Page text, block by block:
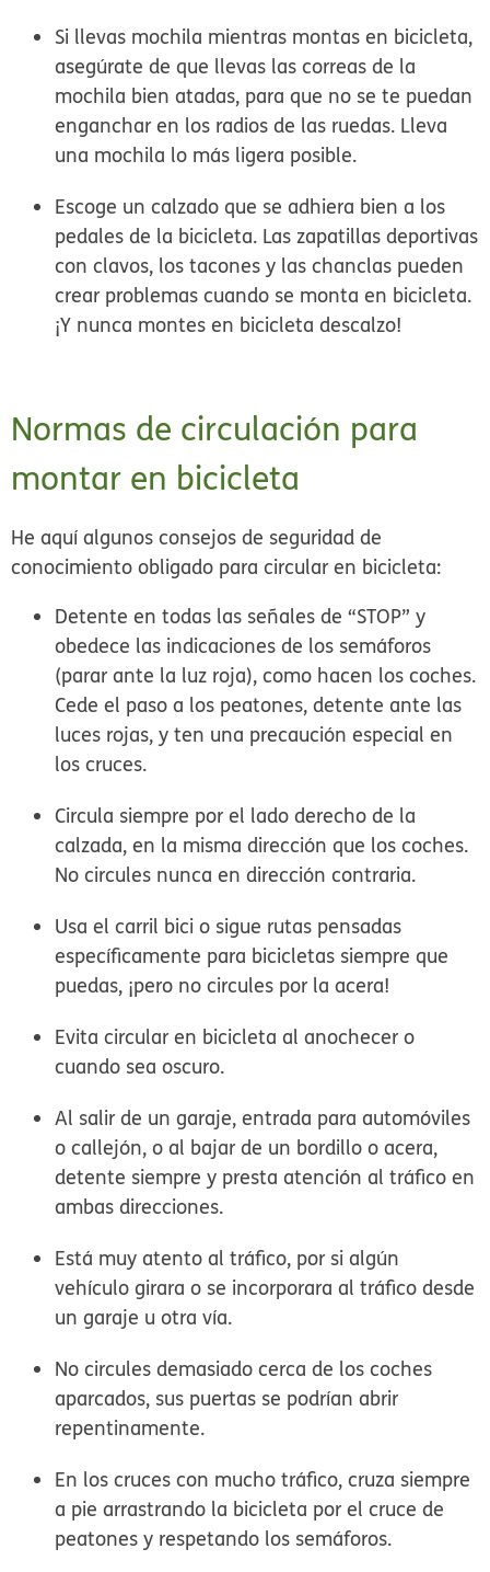
Si llevas mochila mientras montas en bicicleta,
asegúrate de que llevas las correas de la
mochila bien atadas, para que no se te puedan
enganchar en los radios de las ruedas. Lleva
una mochila lo más ligera posible.
Escoge un calzado que se adhiera bien a los
pedales de la bicicleta. Las zapatillas deportivas
con clavos, los tacones y las chanclas pueden
crear problemas cuando se monta en bicicleta.
¡Y nunca montes en bicicleta descalzo!
Normas de circulación para
montar en bicicleta
He aquí algunos consejos de seguridad de
conocimiento obligado para circular en bicicleta:
Detente en todas las señales de “STOP” y
obedece las indicaciones de los semáforos
(parar ante la luz roja), como hacen los coches.
Cede el paso a los peatones, detente ante las
luces rojas, y ten una precaución especial en
los cruces.
Circula siempre por el lado derecho de la
calzada, en la misma dirección que los coches.
No circules nunca en dirección contraria.
Usa el carril bici o sigue rutas pensadas
específicamente para bicicletas siempre que
puedas, ¡pero no circules por la acera!
Evita circular en bicicleta al anochecer o
cuando sea oscuro.
Al salir de un garaje, entrada para automóviles
o callejón, o al bajar de un bordillo o acera,
detente siempre y presta atención al tráfico en
ambas direcciones.
Está muy atento al tráfico, por si algún
vehículo girara o se incorporara al tráfico desde
un garaje u otra vía.
No circules demasiado cerca de los coches
aparcados, sus puertas se podrían abrir
repentinamente.
En los cruces con mucho tráfico, cruza siempre
a pie arrastrando la bicicleta por el cruce de
peatones y respetando los semáforos.